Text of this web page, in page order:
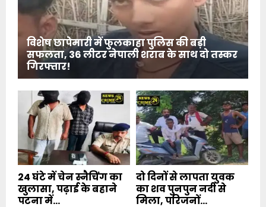
विशेष छापेमारी में फुलकाहा पुलिस की बड़ी
सफलता, 36 लीटर नेपाली शराब के साथ दो तस्कर
गिरफ्तार!
24 घंटे में चेन स्नैचिंग का
खुलासा, पढ़ाई के बहाने
पटना में...
दो दिनों से लापता युवक
का शव पुनपुन नदी से
मिला, परिजनों...